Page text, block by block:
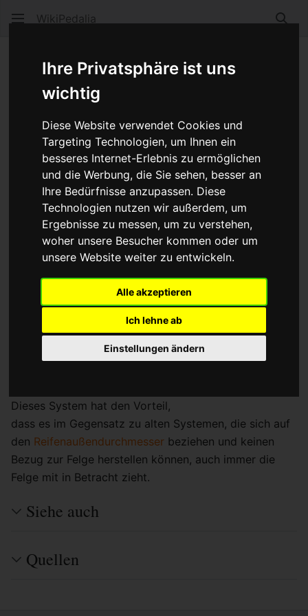
Ihre Privatsphäre ist uns
wichtig
Diese Website verwendet Cookies und
Targeting Technologien, um Ihnen ein
besseres Internet-Erlebnis zu ermöglichen
und die Werbung, die Sie sehen, besser an
Ihre Bedürfnisse anzupassen. Diese
Technologien nutzen wir außerdem, um
Ergebnisse zu messen, um zu verstehen,
woher unsere Besucher kommen oder um
unsere Website weiter zu entwickeln.
Alle akzeptieren
Ich lehne ab
Einstellungen ändern
WikiPedalia
Reifeninnendurchmesser
Der Reifeninnendurchmesser ist auch als Bead Seat
Diameter oderB.S.D. bekannt.
Diese Größenangabe bestimmt, ob
ein bestimmter Reifen in eine
bestimmte Felge passen kann. Der
Reifeninnendurchmesser liegt
zwischen dem Felgen außen- und
wird in der Felge an dem Punkt
gemessen, an dem derWulstdes
Der Reifeninnendurchmesser ist
Dieses System hat den Vorteil,
dass es im Gegensatz zu alten Systemen, die sich auf
den Reifenaußendurchmesser beziehen und keinen
Bezug zur Felge herstellen können, auch immer die
Felge mit in Betracht zieht.
Siehe auch
Quellen